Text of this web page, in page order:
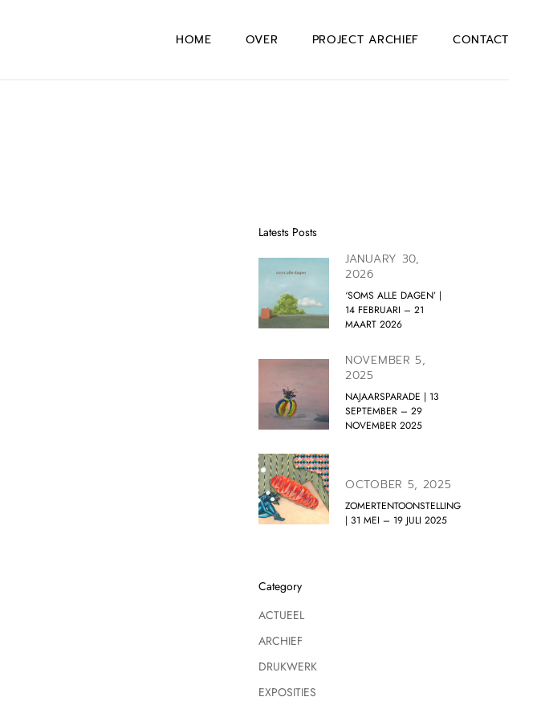
HOME OVER PROJECT ARCHIEF CONTACT
Latests Posts
JANUARY 30,
2026
‘SOMS ALLE DAGEN’ |
14 FEBRUARI – 21
MAART 2026
NOVEMBER 5,
2025
NAJAARSPARADE | 13
SEPTEMBER – 29
NOVEMBER 2025
OCTOBER 5, 2025
ZOMERTENTOONSTELLING
| 31 MEI – 19 JULI 2025
Category
ACTUEEL
ARCHIEF
DRUKWERK
EXPOSITIES